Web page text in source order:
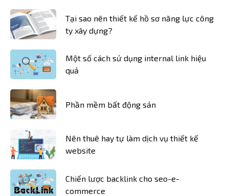
Tại sao nên thiết kế hồ sơ năng lực công
ty xây dựng?
Một số cách sử dụng internal link hiệu
quả
Phần mềm bất động sản
Nên thuê hay tự làm dịch vụ thiết kế
website
Chiến lược backlink cho seo-e-
commerce